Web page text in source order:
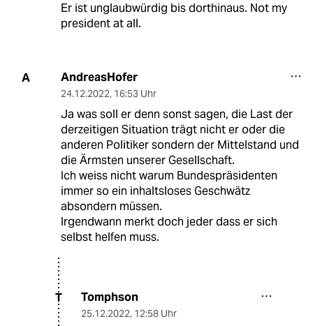
Er ist unglaubwürdig bis dorthinaus. Not my
president at all.
A AndreasHofer
24.12.2022, 16:53 Uhr
Ja was soll er denn sonst sagen, die Last der
derzeitigen Situation trägt nicht er oder die
anderen Politiker sondern der Mittelstand und
die Ärmsten unserer Gesellschaft.
Ich weiss nicht warum Bundespräsidenten
immer so ein inhaltsloses Geschwätz
absondern müssen.
Irgendwann merkt doch jeder dass er sich
selbst helfen muss.
T Tomphson
25.12.2022, 12:58 Uhr